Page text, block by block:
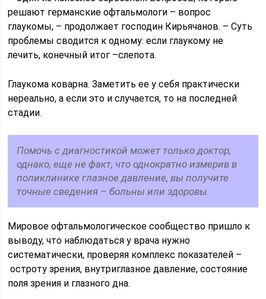
решают германские офтальмологи – вопрос
глаукомы, – продолжает господин Кирьячанов. – Суть
проблемы сводится к одному: если глаукому не
лечить, конечный итог –слепота.
Глаукома коварна. Заметить ее у себя практически
нереально, а если это и случается, то на последней
стадии.
Помочь с диагностикой может только доктор,
однако, еще не факт, что однократно измерив в
поликлинике глазное давление, вы получите
точные сведения – больны или здоровы.
Мировое офтальмологическое сообщество пришло к
выводу, что наблюдаться у врача нужно
систематически, проверяя комплекс показателей –
остроту зрения, внутриглазное давление, состояние
поля зрения и глазного дна.